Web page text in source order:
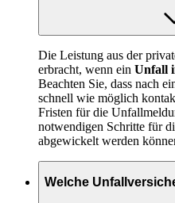
Die Leistung aus der
erbracht, wenn ein Unfall
Beachten Sie, dass nach
schnell wie möglich
Fristen für die
notwendigen Schritte für
abgewickelt werden
Welche